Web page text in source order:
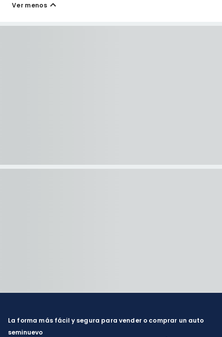
Ver menos
La forma más fácil y segura para vender o comprar un auto
seminuevo